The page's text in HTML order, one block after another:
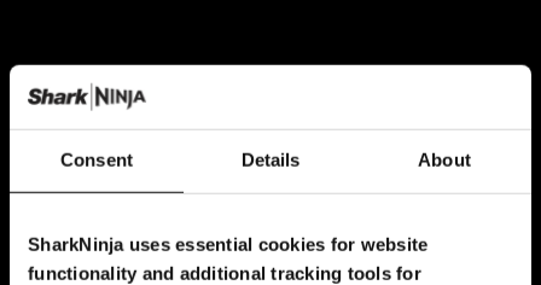
Consent Details About
SharkNinja uses essential cookies for website
functionality and additional tracking tools for